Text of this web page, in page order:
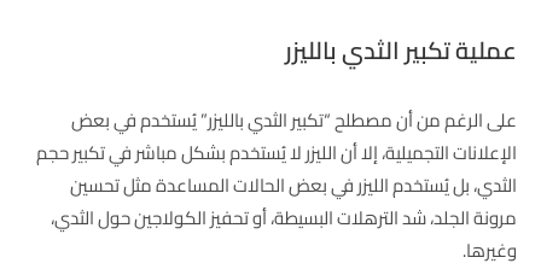
عملية تكبير الثدي بالليزر
على الرغم من أن مصطلح “تكبير الثدي بالليزر” يُستخدم في بعض
الإعلانات التجميلية، إلا أن الليزر لا يُستخدم بشكل مباشر في تكبير حجم
الثدي، بل يُستخدم الليزر في بعض الحالات المساعدة مثل تحسين
مرونة الجلد، شد الترهلات البسيطة، أو تحفيز الكولاجين حول الثدي،
وغيرها.